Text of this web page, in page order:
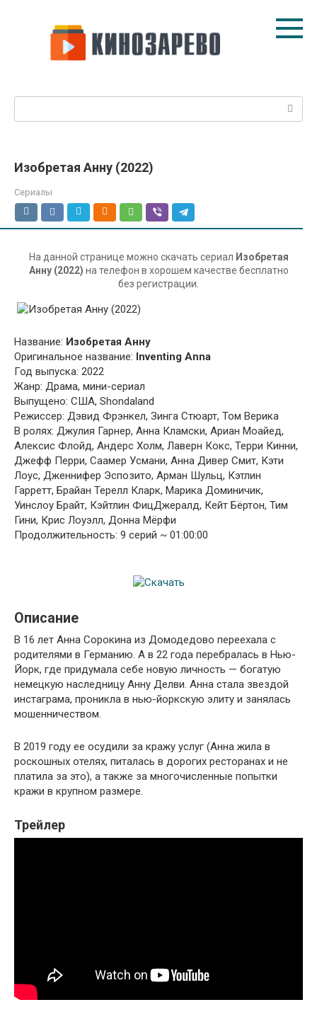
Изобретая Анну (2022)
Сериалы
На данной странице можно скачать сериал Изобретая
Анну (2022) на телефон в хорошем качестве бесплатно
без регистрации.
Название: Изобретая Анну
Оригинальное название: Inventing Anna
Год выпуска: 2022
Жанр: Драма, мини-сериал
Выпущено: США, Shondaland
Режиссер: Дэвид Фрэнкел, Зинга Стюарт, Том Верика
В ролях: Джулия Гарнер, Анна Кламски, Ариан Моайед,
Алексис Флойд, Андерс Холм, Лаверн Кокс, Терри Кинни,
Джефф Перри, Саамер Усмани, Анна Дивер Смит, Кэти
Лоус, Дженнифер Эспозито, Арман Шульц, Кэтлин
Гарретт, Брайан Терелл Кларк, Марика Доминичик,
Уинслоу Брайт, Кэйтлин ФицДжералд, Кейт Бёртон, Тим
Гини, Крис Лоуэлл, Донна Мёрфи
Продолжительность: 9 серий ~ 01:00:00
Описание
В 16 лет Анна Сорокина из Домодедово переехала с
родителями в Германию. А в 22 года перебралась в Нью-
Йорк, где придумала себе новую личность — богатую
немецкую наследницу Анну Делви. Анна стала звездой
инстаграма, проникла в нью-йоркскую элиту и занялась
мошенничеством.
В 2019 году ее осудили за кражу услуг (Анна жила в
роскошных отелях, питалась в дорогих ресторанах и не
платила за это), а также за многочисленные попытки
кражи в крупном размере.
Трейлер